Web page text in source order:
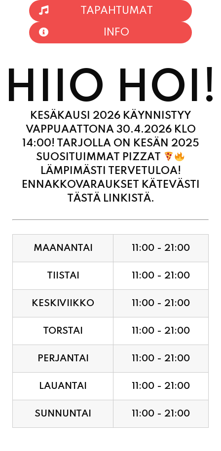
TAPAHTUMAT
INFO
HIIO HOI!
KESÄKAUSI 2026 KÄYNNISTYY
VAPPUAATTONA 30.4.2026 KLO
14:00! TARJOLLA ON KESÄN 2025
SUOSITUIMMAT PIZZAT
LÄMPIMÄSTI TERVETULOA!
ENNAKKOVARAUKSET KÄTEVÄSTI
TÄSTÄ LINKISTÄ.
MAANANTAI 11:00 - 21:00
TIISTAI 11:00 - 21:00
KESKIVIIKKO 11:00 - 21:00
TORSTAI 11:00 - 21:00
PERJANTAI 11:00 - 21:00
LAUANTAI 11:00 - 21:00
SUNNUNTAI 11:00 - 21:00